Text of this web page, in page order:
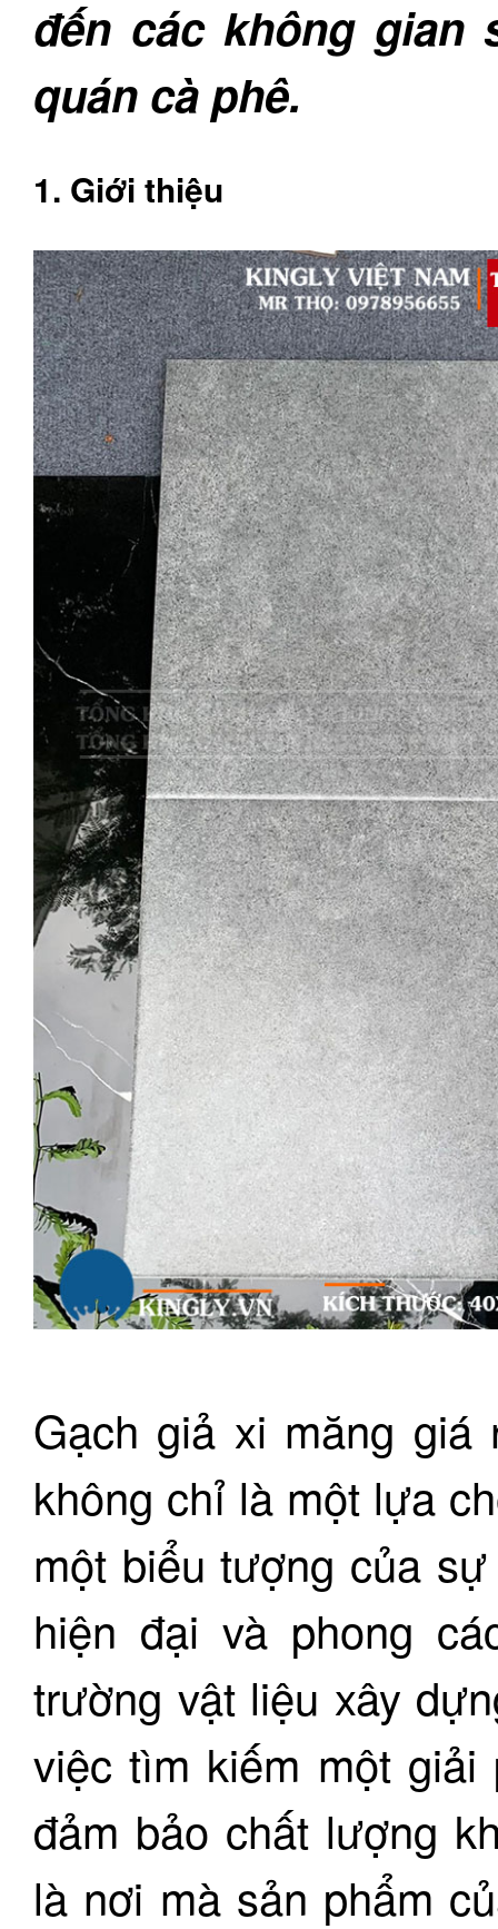
đến các không gian
quán cà phê.
1. Giới thiệu
Gạch giả xi măng giá
không chỉ là một lựa
một biểu tượng của
hiện đại và phong
trường vật liệu xây
việc tìm kiếm một
đảm bảo chất lượng
là nơi mà sản phẩm